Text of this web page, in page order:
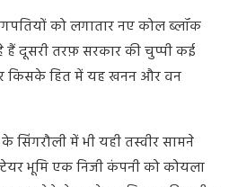
को लगातार नए कोल ब्लॉक
दूसरी तरफ़ सरकार की चुप्पी कई
किसके हित में यह खनन और वन
में भी यही तस्वीर सामने
भूमि एक निजी कंपनी को कोयला